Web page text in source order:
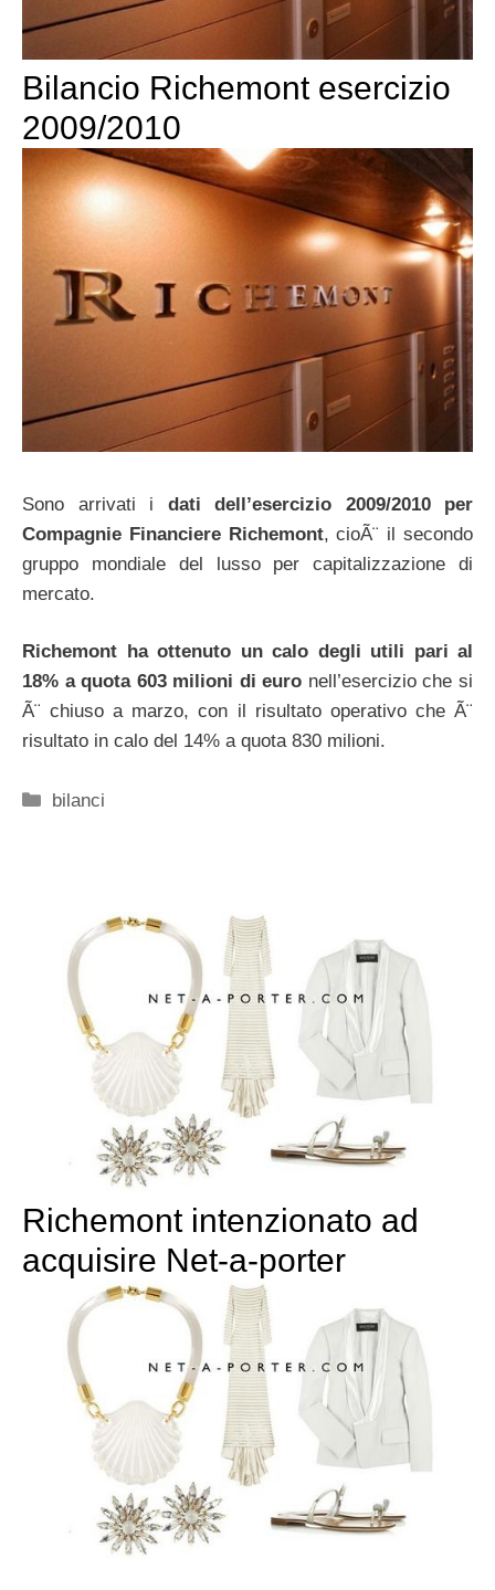
Bilancio Richemont esercizio
2009/2010
Sono arrivati i dati dell’esercizio 2009/2010 per
Compagnie Financiere Richemont, cioÃ¨ il secondo
gruppo mondiale del lusso per capitalizzazione di
mercato.
Richemont ha ottenuto un calo degli utili pari al
18% a quota 603 milioni di euro nell’esercizio che si
Ã¨ chiuso a marzo, con il risultato operativo che Ã¨
risultato in calo del 14% a quota 830 milioni.
Categorie
bilanci
Richemont intenzionato ad
acquisire Net-a-porter